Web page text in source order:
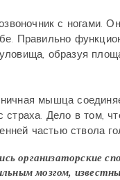
с ногами.
Правильно
образуя
мышца
Дело в том,
частью ствола
организаторские
мозгом,